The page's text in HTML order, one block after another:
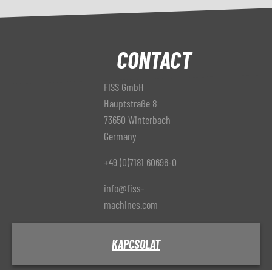
CONTACT
FISS GmbH
Hauptstraße 8
73650 Winterbach
Germany
+49 (0)7181 60696-0
info@fiss-
machines.com
KAPCSOLAT